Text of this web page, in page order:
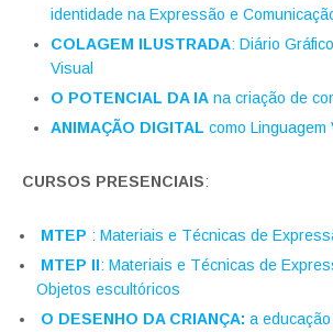
identidade na Expressão e
COLAGEM ILUSTRADA: Diário
Visual
O POTENCIAL DA IA na criação de
ANIMAÇÃO DIGITAL como Linguagem
CURSOS PRESENCIAIS:
MTEP : Materiais e Técnicas de
MTEP II: Materiais e Técnicas de
Objetos escultóricos
O DESENHO DA CRIANÇA: a